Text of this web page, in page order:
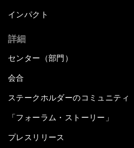
インパクト
詳細
センター（部門）
会合
ステークホルダーのコミュニティ
「フォーラム・ストーリー」
プレスリリース